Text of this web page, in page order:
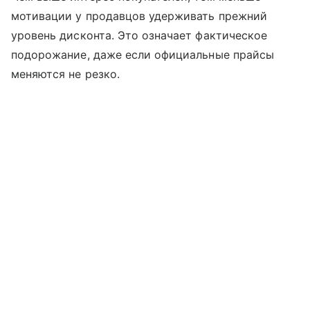
мотивации у продавцов удерживать прежний
уровень дисконта. Это означает фактическое
подорожание, даже если официальные прайсы
меняются не резко.